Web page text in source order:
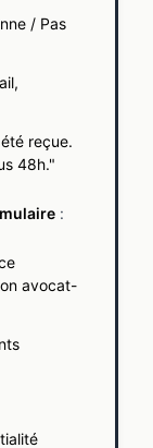
/ Pas
reçue.
48h."
:
avocat-